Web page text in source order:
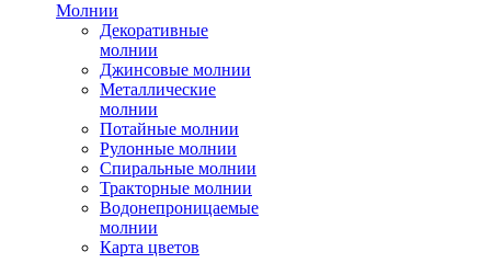
Молнии
Декоративные
молнии
Джинсовые молнии
Металлические
молнии
Потайные молнии
Рулонные молнии
Спиральные молнии
Тракторные молнии
Водонепроницаемые
молнии
Карта цветов